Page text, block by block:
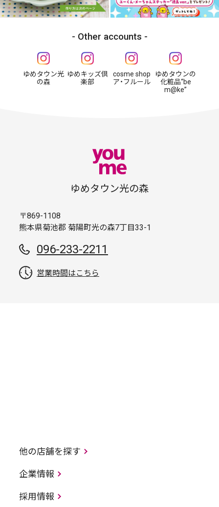
Other accounts
ゆめタウン光
の森
ゆめキッズ倶
楽部
cosme shop
ア・フルール
ゆめタウンの
化粧品“be
m@ke”
ゆめタウン光の森
〒869-1108
熊本県菊池郡 菊陽町光の森7丁目33-1
096-233-2211
営業時間はこちら
他の店舗を探す
企業情報
採用情報